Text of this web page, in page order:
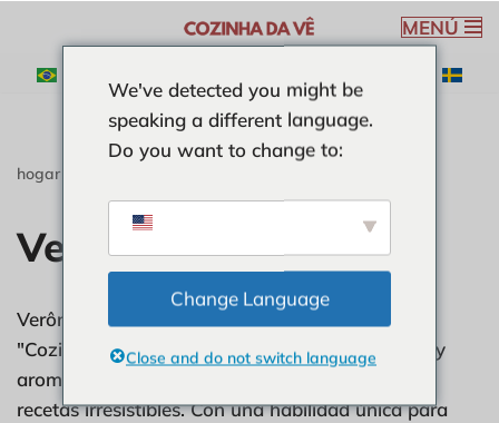
MENÚ
hogar
Verónica Ribeiro
Verônica Ribeiro, la mente creativa detrás de
"Cozinha da Vê", es una amante de los sabores y
aromas que convierte su pasión por la cocina en
recetas irresistibles. Con una habilidad única para
We've detected you might be
speaking a different language.
Do you want to change to:
Change Language
Close and do not switch language